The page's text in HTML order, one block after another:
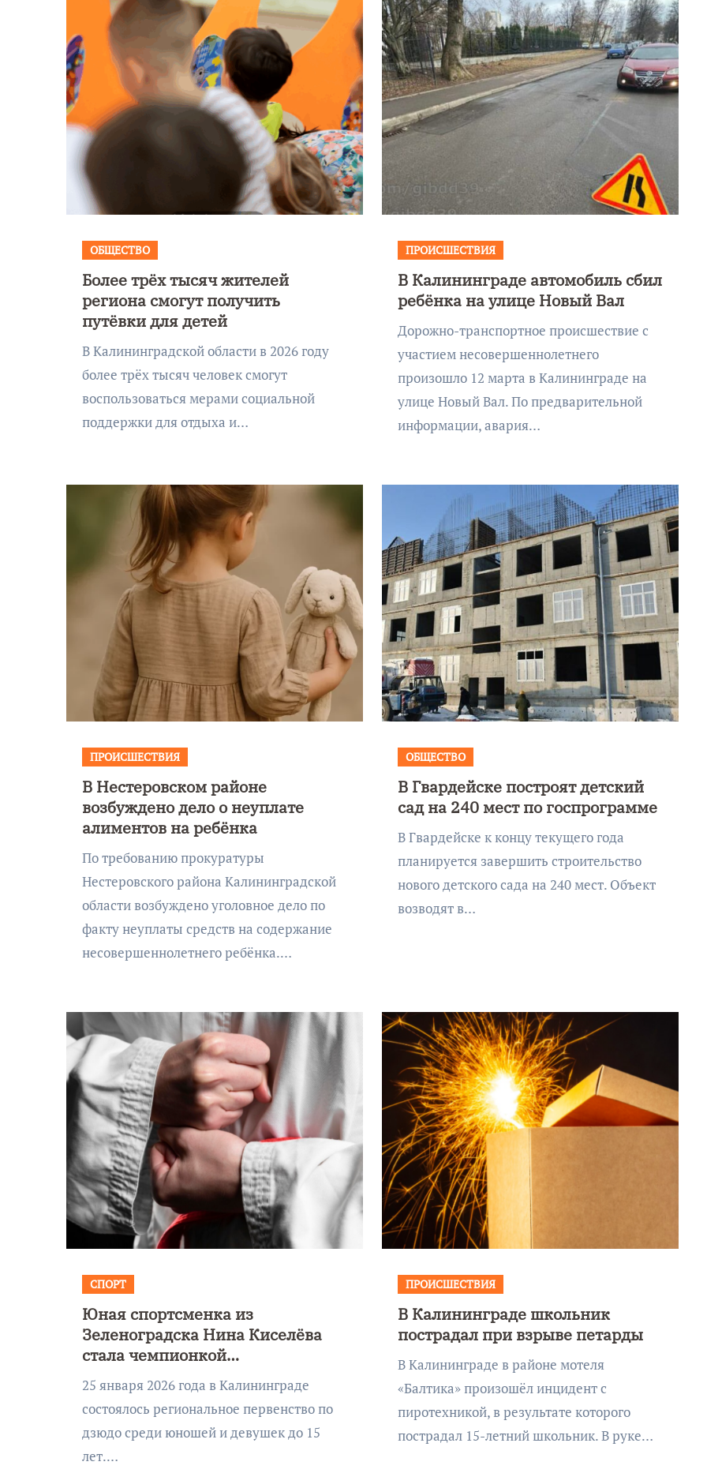
ОБЩЕСТВО
Более трёх тысяч жителей
региона смогут получить
путёвки для детей
В Калининградской области в 2026 году
более трёх тысяч человек смогут
воспользоваться мерами социальной
поддержки для отдыха и…
ПРОИСШЕСТВИЯ
В Калининграде автомобиль сбил
ребёнка на улице Новый Вал
Дорожно-транспортное происшествие с
участием несовершеннолетнего
произошло 12 марта в Калининграде на
улице Новый Вал. По предварительной
информации, авария…
ПРОИСШЕСТВИЯ
В Нестеровском районе
возбуждено дело о неуплате
алиментов на ребёнка
По требованию прокуратуры
Нестеровского района Калининградской
области возбуждено уголовное дело по
факту неуплаты средств на содержание
несовершеннолетнего ребёнка.…
ОБЩЕСТВО
В Гвардейске построят детский
сад на 240 мест по госпрограмме
В Гвардейске к концу текущего года
планируется завершить строительство
нового детского сада на 240 мест. Объект
возводят в…
СПОРТ
Юная спортсменка из
Зеленоградска Нина Киселёва
стала чемпионкой
Калининградской области по
дзюдо
25 января 2026 года в Калининграде
состоялось региональное первенство по
дзюдо среди юношей и девушек до 15
лет.…
ПРОИСШЕСТВИЯ
В Калининграде школьник
пострадал при взрыве петарды
В Калининграде в районе мотеля
«Балтика» произошёл инцидент с
пиротехникой, в результате которого
пострадал 15-летний школьник. В руке…